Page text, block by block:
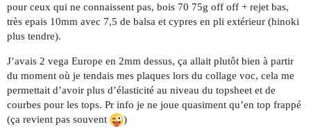
pour ceux qui ne connaissent pas, bois 70 75g off off + rejet bas,
très epais 10mm avec 7,5 de balsa et cypres en pli extérieur (hinoki
plus tendre).
J’avais 2 vega Europe en 2mm dessus, ça allait plutôt bien à partir
du moment où je tendais mes plaques lors du collage voc, cela me
permettait d’avoir plus d’élasticité au niveau du topsheet et de
courbes pour les tops. Pr info je ne joue quasiment qu’en top frappé
(ça revient pas souvent
)